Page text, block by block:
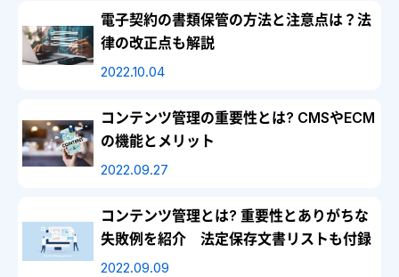
電子契約の書類保管の方法と注意点は？法
律の改正点も解説
2022.10.04
コンテンツ管理の重要性とは? CMSやECM
の機能とメリット
2022.09.27
コンテンツ管理とは? 重要性とありがちな
失敗例を紹介 法定保存文書リストも付録
2022.09.09